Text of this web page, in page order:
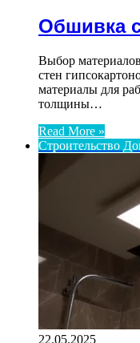
Обшивка
Выбор
стен
материалы для
толщины…
Read More »
Строительство
22.05.2025